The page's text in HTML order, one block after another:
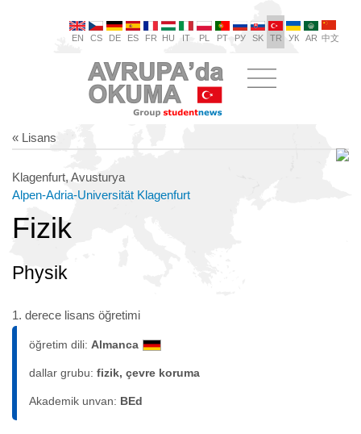
EN CS DE ES FR HU IT PL PT РУ SK TR УК AR 中文
« Lisans
Klagenfurt, Avusturya
Alpen-Adria-Universität Klagenfurt
Fizik
Physik
1. derece lisans öğretimi
öğretim dili: Almanca
dallar grubu: fizik, çevre koruma
Akademik unvan: BEd